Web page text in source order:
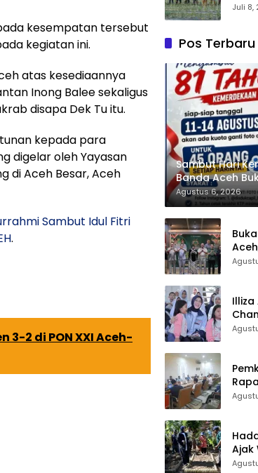
kesempatan tersebut
kegiatan ini.
atas kesediaannya
Inong Balee sekaligus
disapa Dek Tu itu.
kepada para
digelar oleh Yayasan
di Aceh Besar, Aceh
Sambut Idul Fitri
.
3-2 di PON XXI Aceh-
Juli 8,
Pos Terbaru
Sambut Hari
Banda Aceh
KTP
Agustus 6, 2026
Kota
Ajak